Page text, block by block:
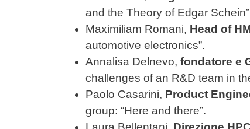
and the Theory of Edgar
Maximiliam Romani, Head of
automotive electronics”.
Annalisa Delnevo, fondatore e
challenges of an R&D team in
Paolo Casarini, Product
group: “Here and there”.